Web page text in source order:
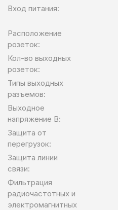
Вход питания:
Расположение
розеток:
Кол-во выходных
розеток:
Типы выходных
разъемов:
Выходное
напряжение В:
Защита от
перегрузок:
Защита линии
связи:
Фильтрация
радиочастотных и
электромагнитных